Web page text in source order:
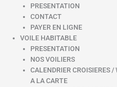
PRESENTATION
CONTACT
PAYER EN LIGNE
VOILE HABITABLE
PRESENTATION
NOS VOILIERS
CALENDRIER CROISIERES /
A LA CARTE